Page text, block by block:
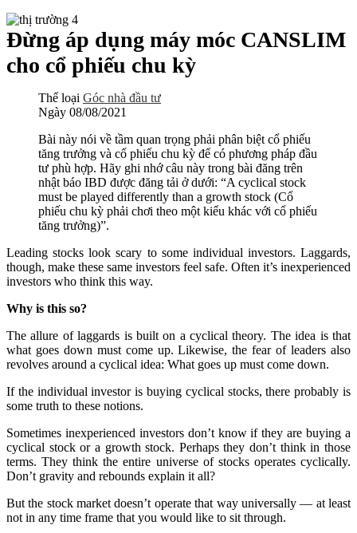
Đừng áp dụng máy móc CANSLIM
cho cổ phiếu chu kỳ
Thể loại Góc nhà đầu tư
Ngày 08/08/2021
Bài này nói về tầm quan trọng phải phân biệt cổ phiếu
tăng trưởng và cổ phiếu chu kỳ để có phương pháp đầu
tư phù hợp. Hãy ghi nhớ câu này trong bài đăng trên
nhật báo IBD được đăng tải ở dưới: “A cyclical stock
must be played differently than a growth stock (Cổ
phiếu chu kỳ phải chơi theo một kiểu khác với cổ phiếu
tăng trưởng)”.
Leading stocks look scary to some individual investors. Laggards,
though, make these same investors feel safe. Often it’s inexperienced
investors who think this way.
Why is this so?
The allure of laggards is built on a cyclical theory. The idea is that
what goes down must come up. Likewise, the fear of leaders also
revolves around a cyclical idea: What goes up must come down.
If the individual investor is buying cyclical stocks, there probably is
some truth to these notions.
Sometimes inexperienced investors don’t know if they are buying a
cyclical stock or a growth stock. Perhaps they don’t think in those
terms. They think the entire universe of stocks operates cyclically.
Don’t gravity and rebounds explain it all?
But the stock market doesn’t operate that way universally — at least
not in any time frame that you would like to sit through.